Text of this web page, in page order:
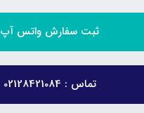
ثبت سفارش واتس آپ
تماس : 02128421084